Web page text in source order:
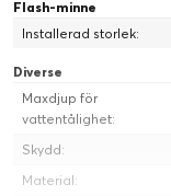
Flash-minne
Installerad storlek:
Diverse
Maxdjup för
vattentålighet:
Skydd:
Material: